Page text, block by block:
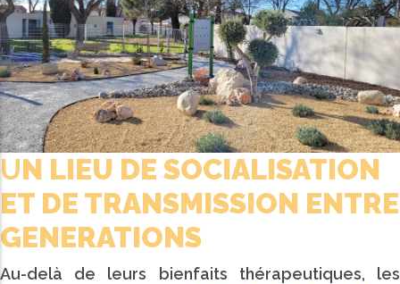
UN LIEU DE SOCIALISATION
ET DE TRANSMISSION ENTRE
GENERATIONS
Au-delà de leurs bienfaits thérapeutiques, les